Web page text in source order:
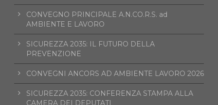
CONVEGNO PRINCIPALE A.N.CO.R.S. ad
AMBIENTE E LAVORO
SICUREZZA 2035: IL FUTURO DELLA
PREVENZIONE
CONVEGNI ANCORS AD AMBIENTE LAVORO 2026
SICUREZZA 2035: CONFERENZA STAMPA ALLA